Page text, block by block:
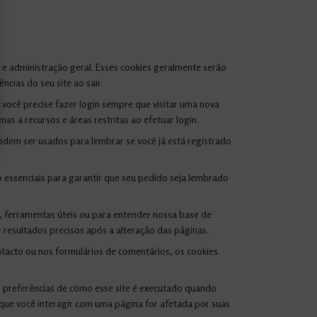
administração geral. Esses cookies geralmente serão
do seu site ao sair.
precise fazer login sempre que visitar uma nova
a recursos e áreas restritas ao efetuar login.
ser usados ​​para lembrar se você já está registrado
para garantir que seu pedido seja lembrado
úteis ou para entender nossa base de
precisos após a alteração das páginas.
ou nos formulários de comentários, os cookies
de como esse site é executado quando
você interagir com uma página for afetada por suas